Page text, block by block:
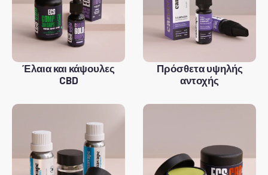
Έλαια και κάψουλες
CBD
Πρόσθετα υψηλής
αντοχής